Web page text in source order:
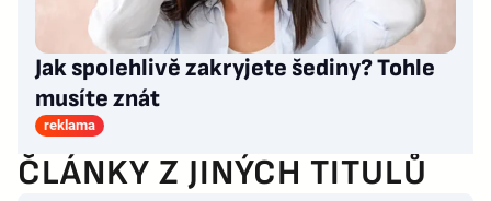
Jak spolehlivě zakryjete šediny? Tohle
musíte znát
reklama
ČLÁNKY Z JINÝCH TITULŮ